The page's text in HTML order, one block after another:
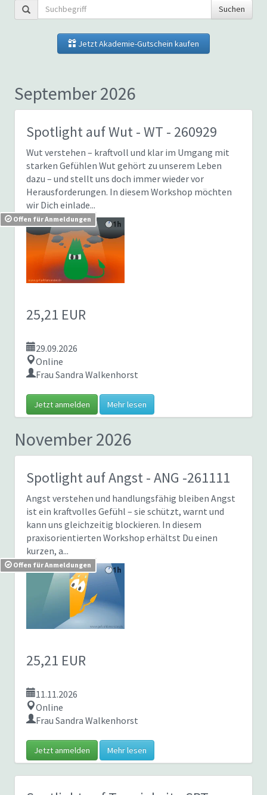
Suchen
Jetzt Akademie-Gutschein kaufen
September 2026
Spotlight auf Wut- WT - 260929
Wut verstehen – kraftvoll und klar im Umgang mit
starken Gefühlen Wut gehört zu unserem Leben
dazu – und stellt uns doch immer wieder vor
Herausforderungen. In diesem Workshop möchten
wir Dich einlade...
Offen für Anmeldungen
25,21 EUR
29.09.2026
Online
Frau Sandra Walkenhorst
Jetzt anmelden Mehr lesen
November 2026
Spotlight auf Angst- ANG -261111
Angst verstehen und handlungsfähig bleiben Angst
ist ein kraftvolles Gefühl – sie schützt, warnt und
kann uns gleichzeitig blockieren. In diesem
praxisorientierten Workshop erhältst Du einen
kurzen, a...
Offen für Anmeldungen
25,21 EUR
11.11.2026
Online
Frau Sandra Walkenhorst
Jetzt anmelden Mehr lesen